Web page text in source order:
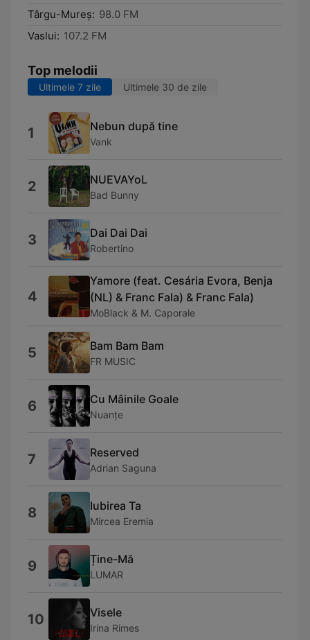
Târgu-Mureş: 98.0 FM
Vaslui: 107.2 FM
Top melodii
Ultimele 7 zile Ultimele 30 de zile
1 Nebun după tine
Vank
2 NUEVAYoL
Bad Bunny
3 Dai Dai Dai
Robertino
4
Yamore (feat. Cesária Evora, Benja
(NL) & Franc Fala) & Franc Fala)
MoBlack & M. Caporale
5 Bam Bam Bam
FR MUSIC
6 Cu Mâinile Goale
Nuanțe
7 Reserved
Adrian Saguna
8 Iubirea Ta
Mircea Eremia
9 Ține-Mă
LUMAR
10 Visele
Irina Rimes